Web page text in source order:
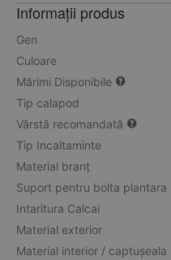
Informații produs
Gen
Culoare
Mărimi Disponibile
Tip calapod
Vârstă recomandată
Tip Incaltaminte
Material branț
Suport pentru bolta plantara
Intaritura Calcai
Material exterior
Material interior / captușeala